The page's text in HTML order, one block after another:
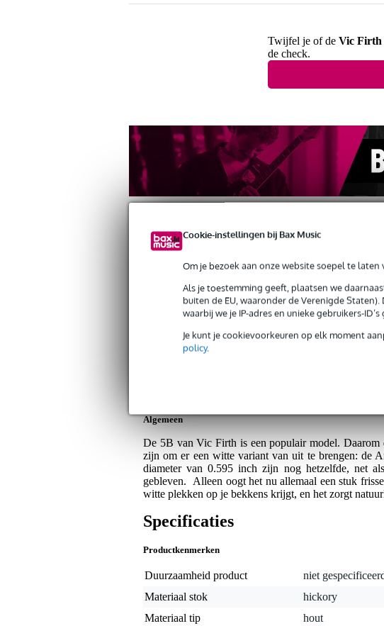
Cookie-instellingen bij Bax Music
Om je bezoek aan onze website soepel te
Als je toestemming geeft, plaatsen we
buiten de EU, waaronder de Verenigde
waarbij we je IP-adres en unieke gebruikers-
Je kunt je cookievoorkeuren op elk moment
policy.
Twijfel je of de Vic Firth
de check.
Productinformatie Reviews(0)
Vic Firth American Classic 5B White drumstokken,
9000-0052-3364
Servicebelofte
Algemeen
De 5B van Vic Firth is een populair model. Daarom
zijn om er een witte variant van uit te brengen: de
diameter van 0.595 inch zijn nog hetzelfde, net
gebleven. Alleen oogt het nu allemaal een stuk
witte plekken op je bekkens krijgt, en het zorgt
Specificaties
Productkenmerken
Duurzaamheid product
niet
Materiaal stok
hickory
Materiaal tip
hout